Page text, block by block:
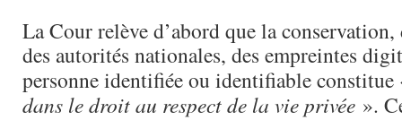
La Cour relève d’abord que la
des autorités nationales, des empreintes
personne identifiée ou identifiable
dans le droit au respect de la vie privée ».